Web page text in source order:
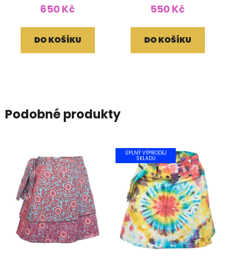
650 Kč
DO KOŠÍKU
550 Kč
DO KOŠÍKU
Podobné produkty
ÚPLNÝ VÝPRODEJ
SKLADU